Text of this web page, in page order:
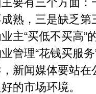
熟，三是缺乏
主“买低不买高”
管理“花钱买服
新闻媒体要站
的市场环境。